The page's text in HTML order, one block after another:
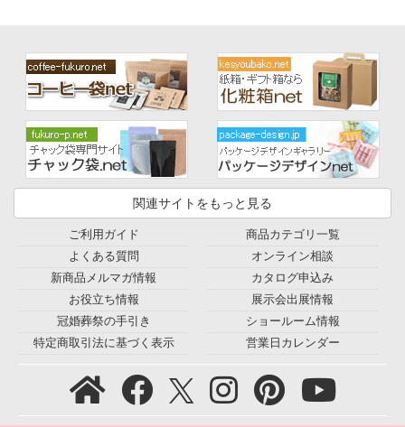
関連サイトをもっと見る
ご利用ガイド
よくある質問
新商品メルマガ情報
お役立ち情報
冠婚葬祭の手引き
特定商取引法に基づく表示
商品カテゴリ一覧
オンライン相談
カタログ申込み
展示会出展情報
ショールーム情報
営業日カレンダー